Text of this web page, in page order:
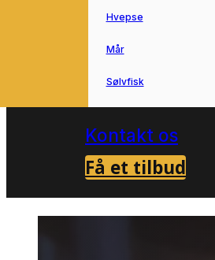
Hvepse
Mår
Sølvfisk
Kontakt os
Få et tilbud